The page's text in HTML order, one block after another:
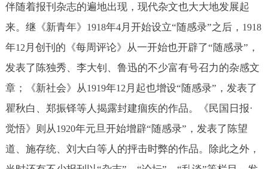
伴随着报刊杂志的遍地出现，现代杂文也大大地发展起
来。继《新青年》 1918年4月开始设立“随感录”之后， 1918
年12月创刊的《每周评论》从一开始也开辟了“随感录”，
发表了陈独秀、李大钊、鲁迅的不少富有号召力的杂感文
章；《新社会》从1919年12月起也增设“随感录”，发表了
瞿秋白、郑振铎等人揭露封建痼疾的作品。《民国日报·
觉悟》则从1920年元旦开始增辟“随感录”，发表了陈望
道、施存统、刘大白等人的抨击时弊的作品。除此之外，